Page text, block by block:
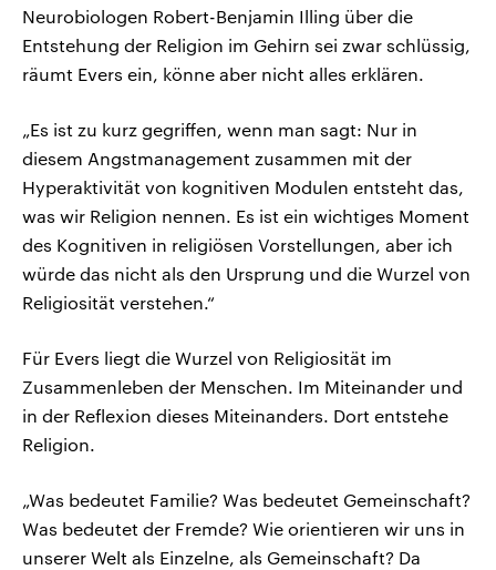
Neurobiologen Robert-Benjamin Illing über die
Entstehung der Religion im Gehirn sei zwar schlüssig,
räumt Evers ein, könne aber nicht alles erklären.
„Es ist zu kurz gegriffen, wenn man sagt: Nur in
diesem Angstmanagement zusammen mit der
Hyperaktivität von kognitiven Modulen entsteht das,
was wir Religion nennen. Es ist ein wichtiges Moment
des Kognitiven in religiösen Vorstellungen, aber ich
würde das nicht als den Ursprung und die Wurzel von
Religiosität verstehen.“
Für Evers liegt die Wurzel von Religiosität im
Zusammenleben der Menschen. Im Miteinander und
in der Reflexion dieses Miteinanders. Dort entstehe
Religion.
„Was bedeutet Familie? Was bedeutet Gemeinschaft?
Was bedeutet der Fremde? Wie orientieren wir uns in
unserer Welt als Einzelne, als Gemeinschaft? Da